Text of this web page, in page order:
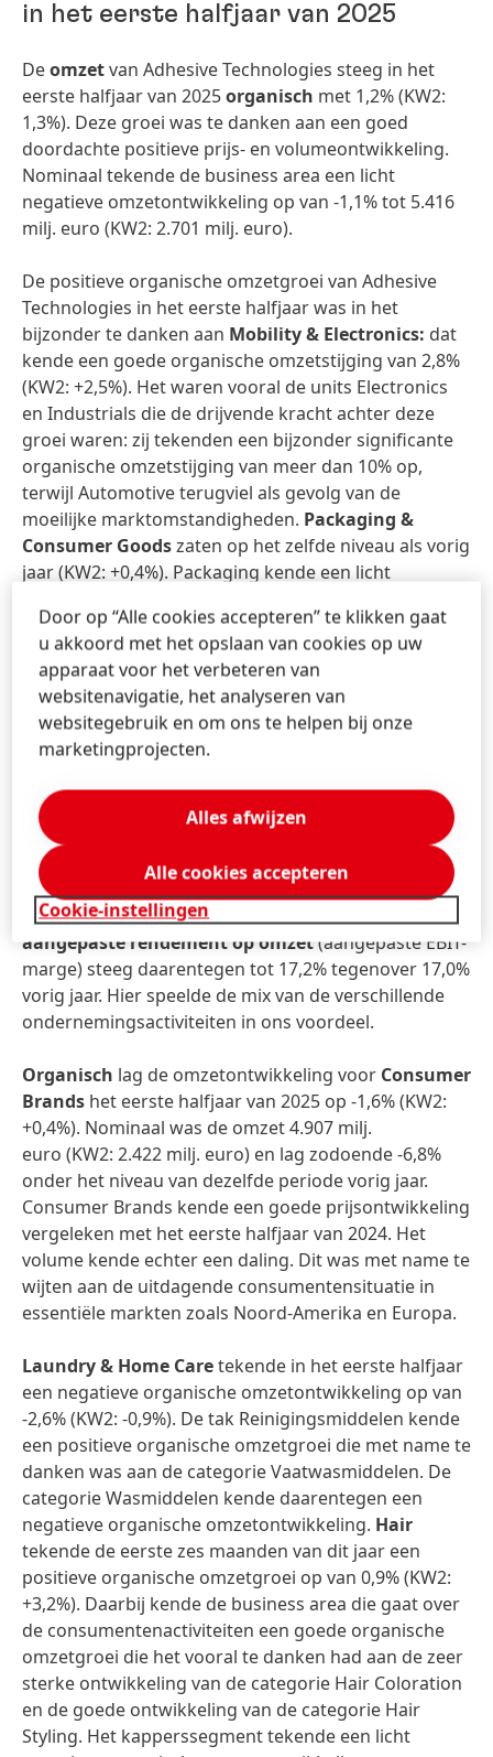
in het eerste halfjaar van 2025
Deomzetvan Adhesive Technologies steeg in het
eerste halfjaar van 2025organisch met 1,2% (KW2:
1,3%). Deze groei was te danken aan een goed
doordachte positieve prijs- en volumeontwikkeling.
Nominaal tekende de business area een licht
negatieve omzetontwikkeling op van -1,1% tot 5.416
milj. euro (KW2: 2.701 milj. euro).
De positieve organische omzetgroei van Adhesive
Technologies in het eerste halfjaar was in het
bijzonder te danken aan Mobility & Electronics: dat
kende een goede organische omzetstijging van 2,8%
(KW2: +2,5%). Het waren vooral de units Electronics
en Industrials die de drijvende kracht achter deze
groei waren: zij tekenden een bijzonder significante
organische omzetstijging van meer dan 10% op,
terwijl Automotive terugviel als gevolg van de
moeilijke marktomstandigheden. Packaging &
Consumer Goodszaten op het zelfde niveau als vorig
jaar (KW2: +0,4%). Packaging kende een licht
kon worden gecompenseerd door een positieve
omzetevolutie bij de Consumer Goods.Craftsmen,
Construction & Professionaltekende een positieve
organische omzet op van + 0,6% (KW2: +0,8%). Deze
groei was in het bijzonder te danken aan een goede
organische omzetstijging in de tak Construction.
Consumers & Craftsmen en Manufacturing &
Maintenance Services kenden een stabiele
ontwikkeling tegenover vorig jaar.
Hetaangepaste bedrijfsresultaatlag met 931 milj.
euro licht onder het niveau van vorig jaar. Het
aangepaste rendement op omzet(aangepaste EBIT-
marge) steeg daarentegen tot 17,2% tegenover 17,0%
vorig jaar. Hier speelde de mix van de verschillende
ondernemingsactiviteiten in ons voordeel.
Organisch lag de omzetontwikkeling voor Consumer
Brands het eerste halfjaar van 2025 op -1,6% (KW2:
+0,4%). Nominaal was de omzet 4.907 milj.
euro (KW2: 2.422 milj. euro) en lag zodoende -6,8%
onder het niveau van dezelfde periode vorig jaar.
Consumer Brands kende een goede prijsontwikkeling
vergeleken met het eerste halfjaar van 2024. Het
volume kende echter een daling. Dit was met name te
wijten aan de uitdagende consumentensituatie in
essentiële markten zoals Noord-Amerika en Europa.
Laundry & Home Caretekende in het eerste halfjaar
een negatieve organische omzetontwikkeling op van
-2,6% (KW2: -0,9%). De tak Reinigingsmiddelen kende
een positieve organische omzetgroei die met name te
danken was aan de categorie Vaatwasmiddelen. De
categorie Wasmiddelen kende daarentegen een
negatieve organische omzetontwikkeling. Hair
tekende de eerste zes maanden van dit jaar een
positieve organische omzetgroei op van 0,9% (KW2:
+3,2%). Daarbij kende de business area die gaat over
de consumentenactiviteiten een goede organische
omzetgroei die het vooral te danken had aan de zeer
sterke ontwikkeling van de categorie Hair Coloration
en de goede ontwikkeling van de categorie Hair
Styling. Het kapperssegment tekende een licht
Door op “Alle cookies accepteren” te klikken gaat
u akkoord met het opslaan van cookies op uw
apparaat voor het verbeteren van
websitenavigatie, het analyseren van
websitegebruik en om ons te helpen bij onze
marketingprojecten.
Cookie-instellingen
Alles afwijzen
Alle cookies accepteren